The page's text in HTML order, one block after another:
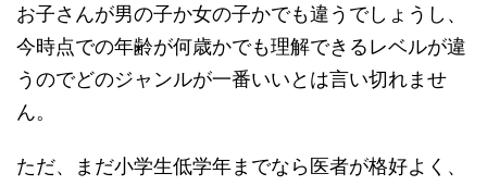
お子さんが男の子か女の子かでも違うでしょうし、
今時点での年齢が何歳かでも理解できるレベルが違
うのでどのジャンルが一番いいとは言い切れませ
ん。
ただ、まだ小学生低学年までなら医者が格好よく、